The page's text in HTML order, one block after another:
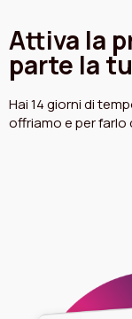
Attiva la
parte la
Hai 14 giorni di
offriamo e per